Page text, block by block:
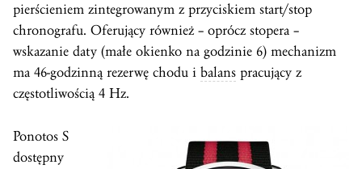
pierścieniem zintegrowanym z przyciskiem start/stop
chronografu. Oferujący również – oprócz stopera –
wskazanie daty (małe okienko na godzinie 6) mechanizm
ma 46-godzinną rezerwę chodu i balans pracujący z
częstotliwością 4 Hz.
Ponotos S
dostępny